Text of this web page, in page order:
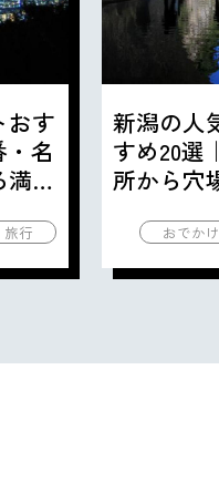
おす
名
載
旅行
新潟の人
すめ20選
所から穴
おでか